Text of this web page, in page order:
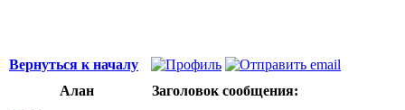
Вернуться к началу
Алан
Заголовок сообщения: